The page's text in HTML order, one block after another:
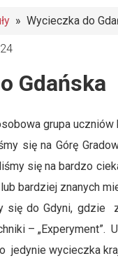
» Wycieczka do
Gdańska
grupa
się na Górę
się na bardzo
bardziej znanych
się do Gdyni, gdzie
–
jedynie wycieczka